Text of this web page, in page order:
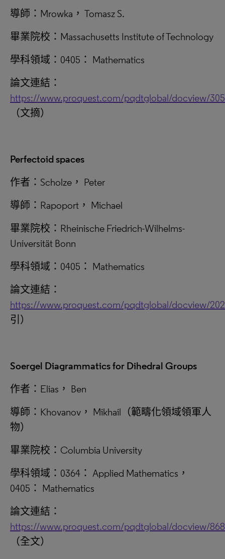
導師：Mrowka， Tomasz S.
畢業院校：Massachusetts Institute of Technology
學科領域：0405： Mathematics
論文連結：
https://www.proquest.com/pqdtglobal/docview/
（文摘）
Perfectoid spaces
作者：Scholze， Peter
導師：Rapoport， Michael
畢業院校：Rheinische Friedrich-Wilhelms-
Universität Bonn
學科領域：0405： Mathematics
論文連結：
https://www.proquest.com/pqdtglobal/docview/
引）
Soergel Diagrammatics for Dihedral Groups
作者：Elias， Ben
導師：Khovanov， Mikhail（範疇化領域領軍人
物）
畢業院校：Columbia University
學科領域：0364： Applied Mathematics，
0405： Mathematics
論文連結：
https://www.proquest.com/pqdtglobal/docview/
（全文）